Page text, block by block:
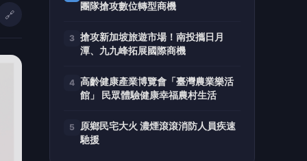
🔗
團隊搶攻數位轉型商機
3 搶攻新加坡旅遊市場！南投攜日月
潭、九九峰拓展國際商機
4 高齡健康產業博覽會「臺灣農業樂活
館」 民眾體驗健康幸福農村生活
5
原鄉民宅大火 濃煙滾滾消防人員疾速
馳援